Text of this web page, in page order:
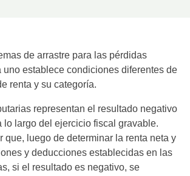
de arrastre para las pérdidas
uno establece condiciones diferentes de
renta y su categoría.
representan el resultado negativo
lo largo del ejercicio fiscal gravable.
que, luego de determinar la renta neta y
y deducciones establecidas en las
si el resultado es negativo, se